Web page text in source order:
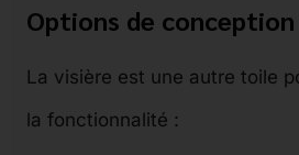
Options de
La visière est une autre toile
la fonctionnalité :